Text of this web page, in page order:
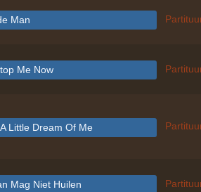
Man
Me Now
Little Dream Of Me
Mag Niet Huilen